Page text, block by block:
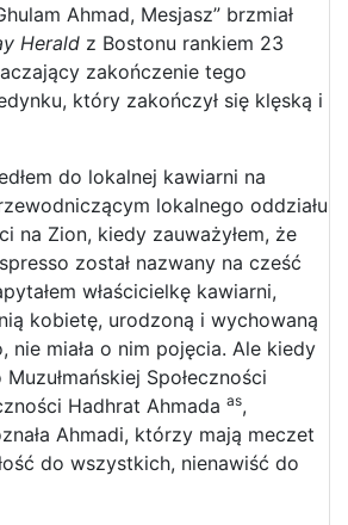
Ahmad, Mesjasz” brzmiał
Herald z Bostonu rankiem 23
zakończenie tego
który zakończył się klęską i
do lokalnej kawiarni na
lokalnego oddziału
na Zion, kiedy zauważyłem, że
został nazwany na cześć
właścicielkę kawiarni,
kobietę, urodzoną i wychowaną
nie miała o nim pojęcia. Ale kiedy
Społeczności
Hadhrat Ahmada as,
Ahmadi, którzy mają meczet
do wszystkich, nienawiść do